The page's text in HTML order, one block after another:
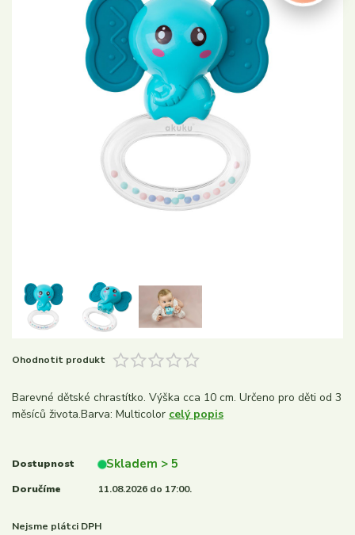
Ohodnotit produkt
Barevné dětské chrastítko. Výška cca 10 cm. Určeno pro děti od 3
měsíců života.Barva: Multicolor celý popis
Dostupnost Skladem > 5
Doručíme 11.08.2026 do 17:00.
Nejsme plátci DPH